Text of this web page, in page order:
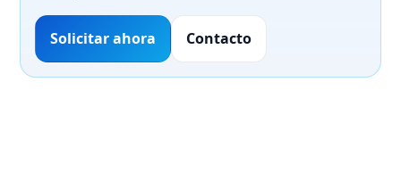
Solicitar ahora Contacto